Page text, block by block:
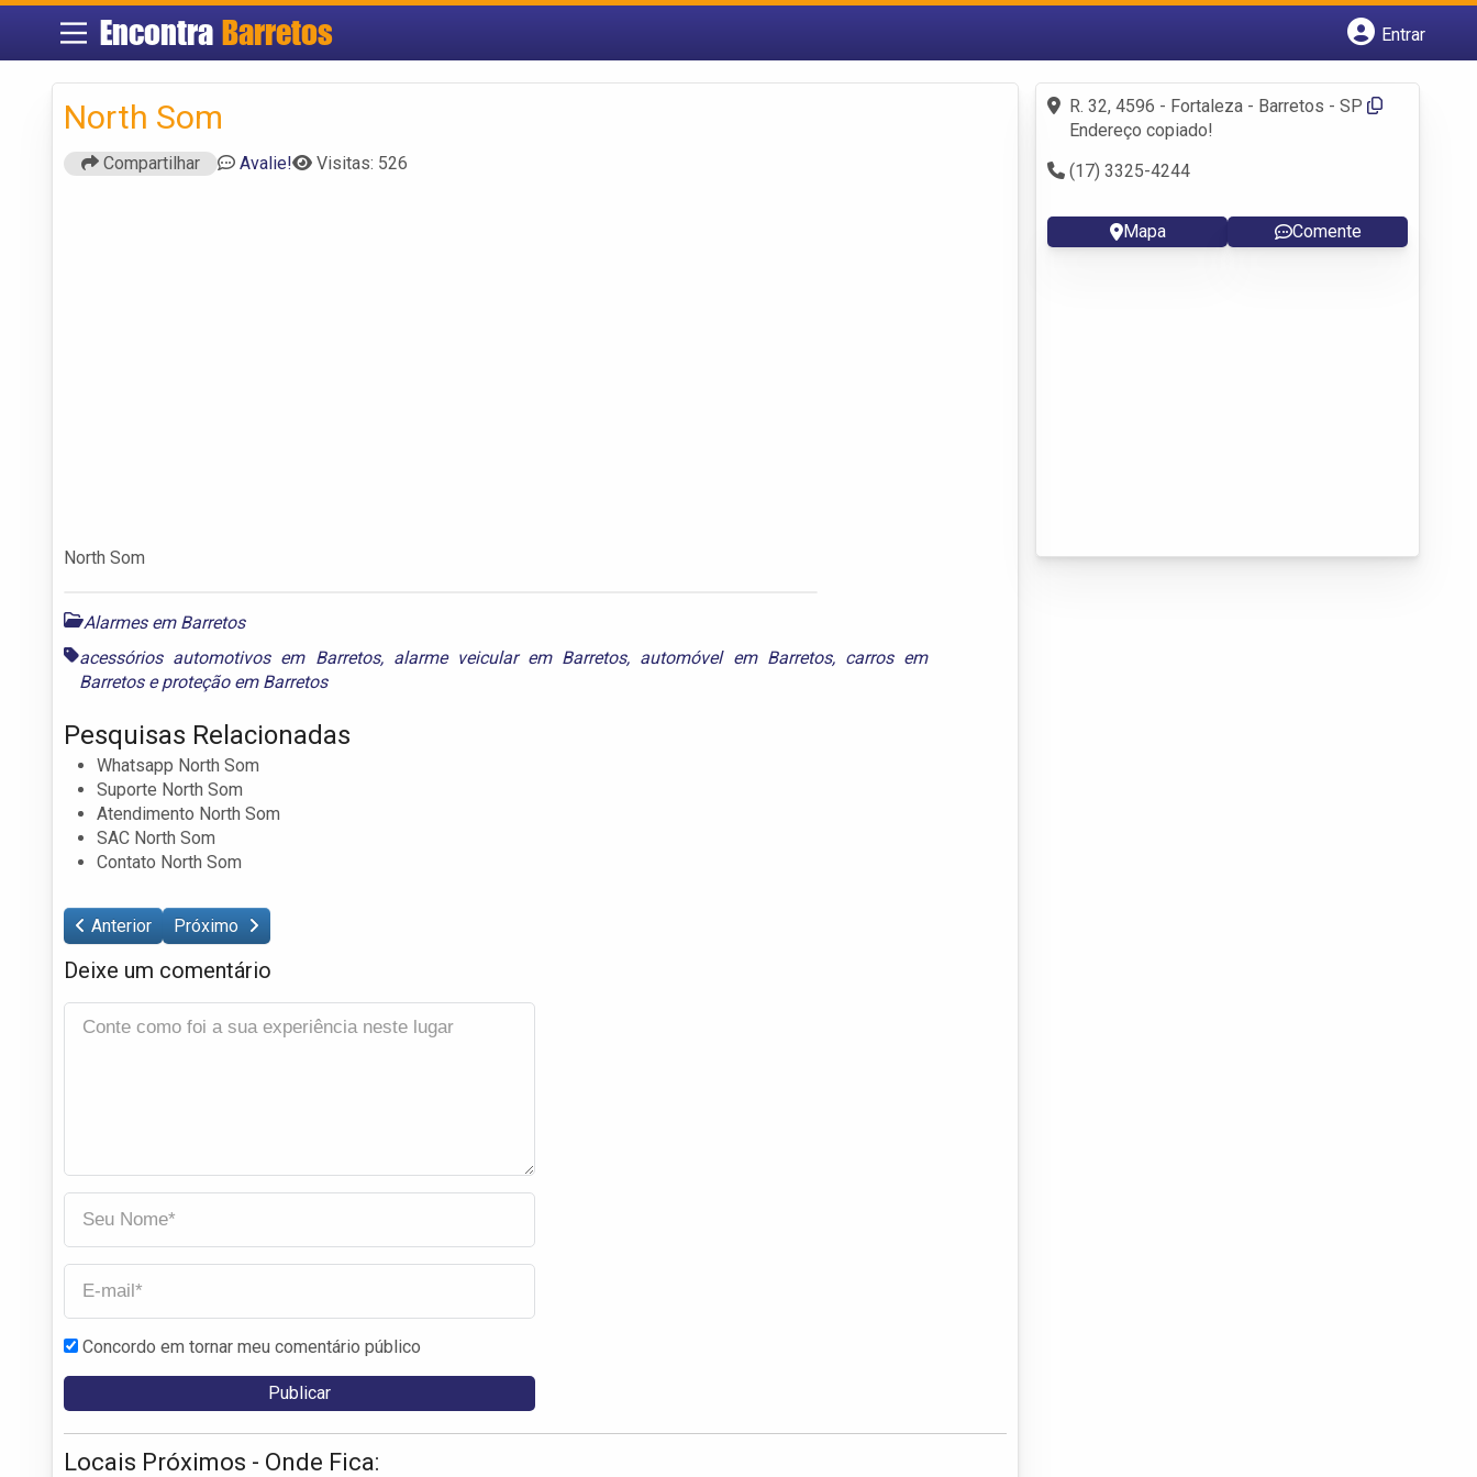
EncontraBarretos
Entrar
Fazer login
Criar conta
North Som
Compartilhar Avalie! Visitas: 526
North Som
Alarmes em Barretos
acessórios automotivos em Barretos, alarme veicular em Barretos, automóvel em Barretos, carros em
Barretoseproteção em Barretos
Pesquisas Relacionadas
Whatsapp North Som
Suporte North Som
Atendimento North Som
SAC North Som
Contato North Som
Anterior Próximo
Deixe um comentário
Concordo em tornar meu comentário público
Locais Próximos - Onde Fica:
R. 32, 4596 - Fortaleza - Barretos - SP
Endereço copiado!
(17) 3325-4244
Mapa Comente